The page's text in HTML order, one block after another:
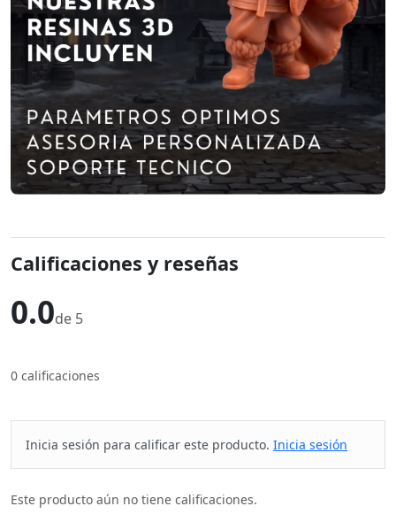
Calificaciones y reseñas
0.0de 5
0 calificaciones
Inicia sesión para calificar este producto. Inicia sesión
Este producto aún no tiene calificaciones.